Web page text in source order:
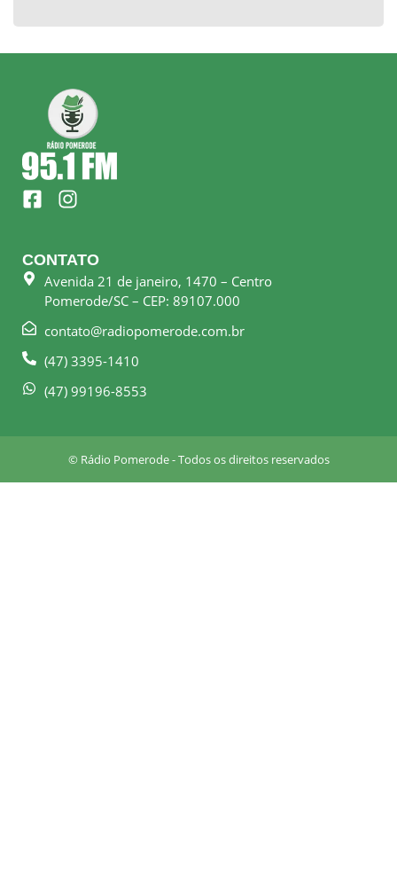
F
a
e
b
o
k
s
q
a
I
n
t
a
g
r
a
m
CONTATO
Avenida 21 de janeiro, 1470 – Centro
Pomerode/SC – CEP: 89107.000
contato@radiopomerode.com.br
(47) 3395-1410
(47) 99196-8553
© Rádio Pomerode - Todos os direitos reservados